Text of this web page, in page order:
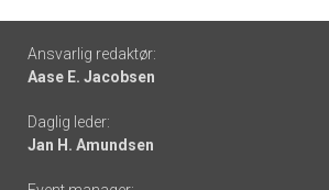
Footer
-
links
Ansvarlig redaktør:
Aase E. Jacobsen
Daglig leder:
Jan H. Amundsen